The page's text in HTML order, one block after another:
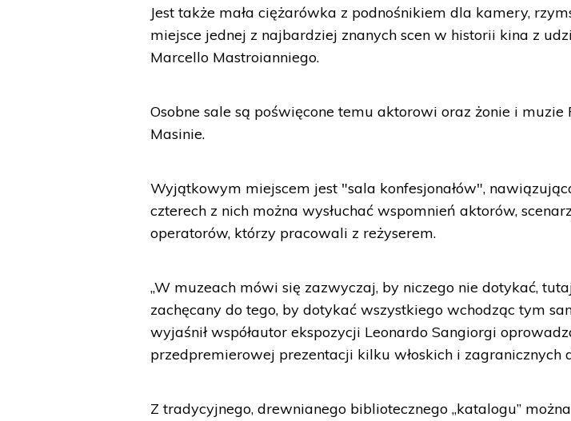
Jest także mała ciężarówka z podnośnikiem dla kamery,
miejsce jednej z najbardziej znanych scen w historii kina z
Marcello Mastroianniego.
Osobne sale są poświęcone temu aktorowi oraz żonie i muzie
Masinie.
Wyjątkowym miejscem jest "sala konfesjonałów",
czterech z nich można wysłuchać wspomnień aktorów,
operatorów, którzy pracowali z reżyserem.
„W muzeach mówi się zazwyczaj, by niczego nie dotykać,
zachęcany do tego, by dotykać wszystkiego wchodząc tym
wyjaśnił współautor ekspozycji Leonardo Sangiorgi
przedpremierowej prezentacji kilku włoskich i zagranicznych
Z tradycyjnego, drewnianego bibliotecznego „katalogu”